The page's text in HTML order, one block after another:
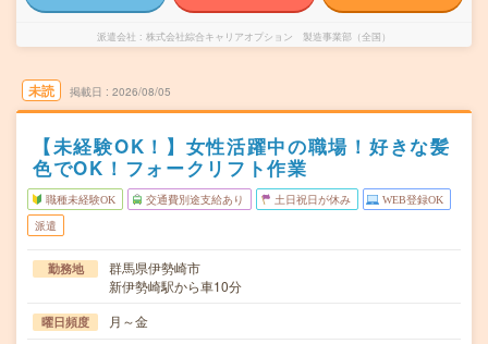
派遣会社 株式会社綜合キャリアオプション 製造事業部（全国）
未読 掲載日 2026/08/05
【未経験OK！】女性活躍中の職場！好きな髪
色でOK！フォークリフト作業
職種未経験OK 交通費別途支給あり 土日祝日が休み WEB登録OK
派遣
勤務地
群馬県伊勢崎市
新伊勢崎駅から車10分
曜日頻度 月～金